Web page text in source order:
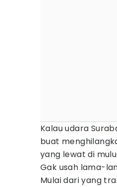
Kalau udara
buat
yang lewat di
Gak usah lama-
Mulai dari yang